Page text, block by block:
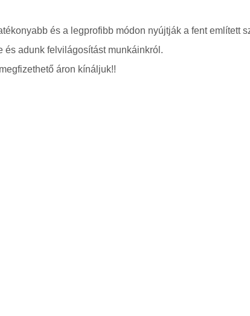
és a legprofibb módon nyújtják a fent említett
adunk felvilágosítást munkáinkról.
áron kínáljuk!!